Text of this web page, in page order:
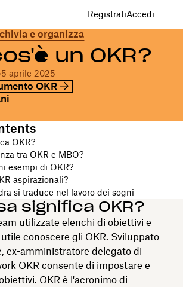
RegistratiAccedi
e organizza
un OKR?
5 aprile 2025
OKR
OKR?
tra OKR e MBO?
esempi di OKR?
aspirazionali?
si traduce nel lavoro dei sogni
significa OKR?
utilizzate elenchi di obiettivi e
conoscere gli OKR. Sviluppato
ex-amministratore delegato di
OKR consente di impostare e
OKR è l'acronimo di